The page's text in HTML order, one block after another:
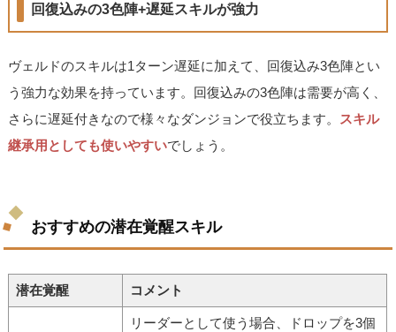
回復込みの3色陣+遅延スキルが強力
ヴェルドのスキルは1ターン遅延に加えて、回復込み3色陣とい
う強力な効果を持っています。回復込みの3色陣は需要が高く、
さらに遅延付きなので様々なダンジョンで役立ちます。 スキル
継承用としても使いやすいでしょう。
おすすめの潜在覚醒スキル
潜在覚醒 コメント
リーダーとして使う場合、ドロップを3個